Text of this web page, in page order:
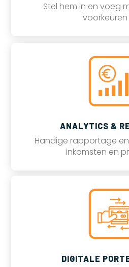
Stel hem in en voeg
ANALYTICS &
Handige rapportage
inkomsten en
DIGITALE